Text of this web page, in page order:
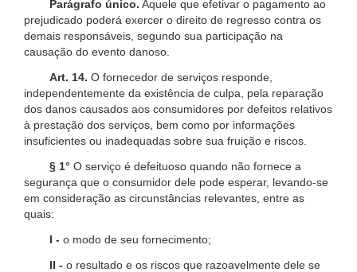
Parágrafo único. Aquele que efetivar o pagamento ao
prejudicado poderá exercer o direito de regresso contra os
demais responsáveis, segundo sua participação na
causação do evento danoso.
Art. 14. O fornecedor de serviços responde,
independentemente da existência de culpa, pela reparação
dos danos causados aos consumidores por defeitos relativos
à prestação dos serviços, bem como por informações
insuficientes ou inadequadas sobre sua fruição e riscos.
§ 1° O serviço é defeituoso quando não fornece a
segurança que o consumidor dele pode esperar, levando-se
em consideração as circunstâncias relevantes, entre as
quais:
I - o modo de seu fornecimento;
II - o resultado e os riscos que razoavelmente dele se